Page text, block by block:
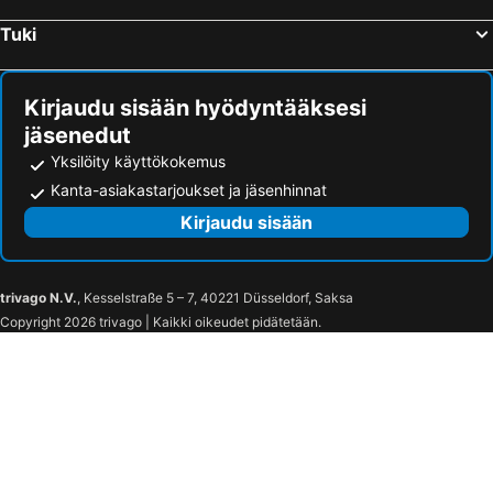
Tuki
Kirjaudu sisään hyödyntääksesi
jäsenedut
Yksilöity käyttökokemus
Kanta-asiakastarjoukset ja jäsenhinnat
Kirjaudu sisään
trivago N.V., Kesselstraße 5 – 7, 40221 Düsseldorf, Saksa
Copyright 2026 trivago | Kaikki oikeudet pidätetään.